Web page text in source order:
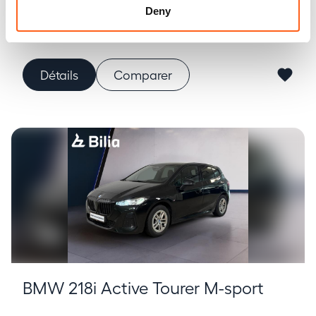
Deny
Détails Comparer
BMW 218i Active Tourer M-sport